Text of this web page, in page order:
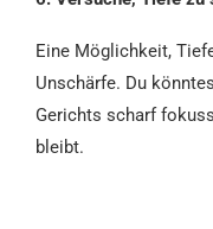
Eine Möglichkeit,
Unschärfe. Du
Gerichts scharf
bleibt.